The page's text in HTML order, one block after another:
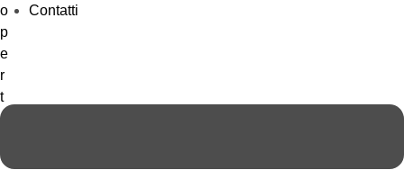
Contatti